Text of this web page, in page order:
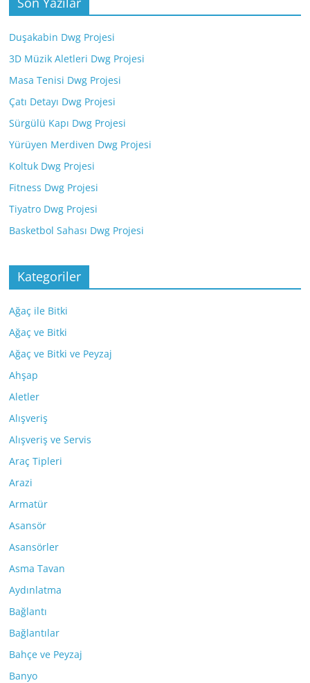
Duşakabin Dwg Projesi
3D Müzik Aletleri Dwg Projesi
Masa Tenisi Dwg Projesi
Çatı Detayı Dwg Projesi
Sürgülü Kapı Dwg Projesi
Yürüyen Merdiven Dwg Projesi
Koltuk Dwg Projesi
Fitness Dwg Projesi
Tiyatro Dwg Projesi
Basketbol Sahası Dwg Projesi
Kategoriler
Ağaç ile Bitki
Ağaç ve Bitki
Ağaç ve Bitki ve Peyzaj
Ahşap
Aletler
Alışveriş
Alışveriş ve Servis
Araç Tipleri
Arazi
Armatür
Asansör
Asansörler
Asma Tavan
Aydınlatma
Bağlantı
Bağlantılar
Bahçe ve Peyzaj
Banyo